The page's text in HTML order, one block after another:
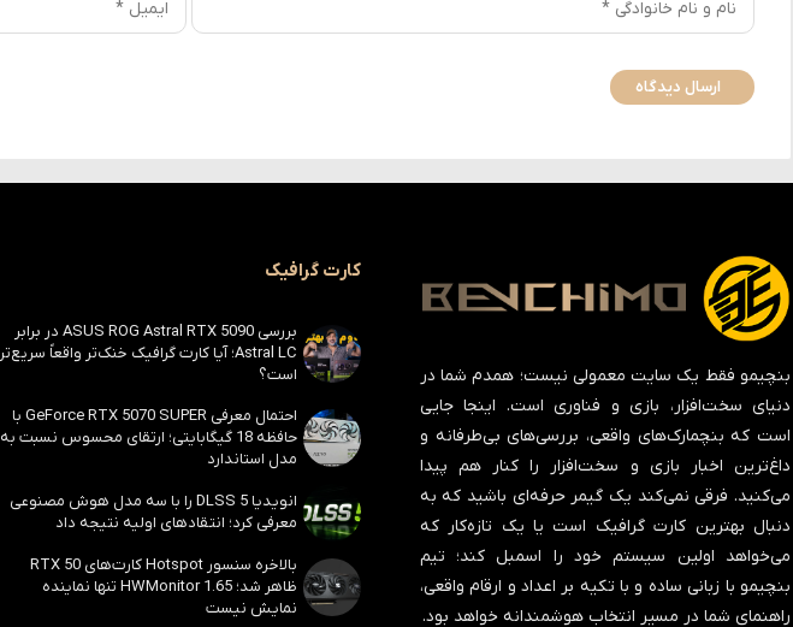
بنچیمو فقط یک سایت معمولی نیست؛ همدم شما در
دنیای سخت‌افزار، بازی و فناوری است. اینجا جایی
است که بنچمارک‌های واقعی، بررسی‌های بی‌طرفانه و
داغ‌ترین اخبار بازی و سخت‌افزار را کنار هم پیدا
می‌کنید. فرقی نمی‌کند یک گیمر حرفه‌ای باشید که به
دنبال بهترین کارت گرافیک است یا یک تازه‌کار که
می‌خواهد اولین سیستم خود را اسمبل کند؛ تیم
بنچیمو با زبانی ساده و با تکیه بر اعداد و ارقام واقعی،
راهنمای شما در مسیر انتخاب هوشمندانه خواهد بود.
کارت گرافیک
بررسی ASUS ROG Astral RTX 5090 در برابر
Astral LC؛ آیا کارت گرافیک خنک‌تر واقعاً سریع‌تر
است؟
احتمال معرفی GeForce RTX 5070 SUPER با
حافظه 18 گیگابایتی؛ ارتقای محسوس نسبت به
مدل استاندارد
انویدیا DLSS 5 را با سه مدل هوش مصنوعی
معرفی کرد؛ انتقادهای اولیه نتیجه داد
بالاخره سنسور Hotspot کارت‌های RTX 50
ظاهر شد؛ HWMonitor 1.65 تنها نماینده
نمایش نیست